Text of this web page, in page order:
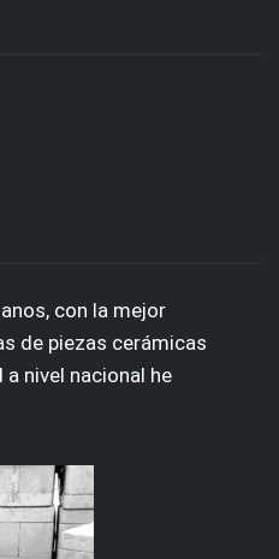
con la mejor
de piezas cerámicas
nivel nacional he